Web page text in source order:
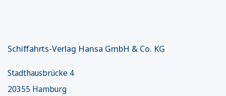
Schiffahrts-Verlag Hansa GmbH & Co. KG
Stadthausbrücke 4
20355 Hamburg